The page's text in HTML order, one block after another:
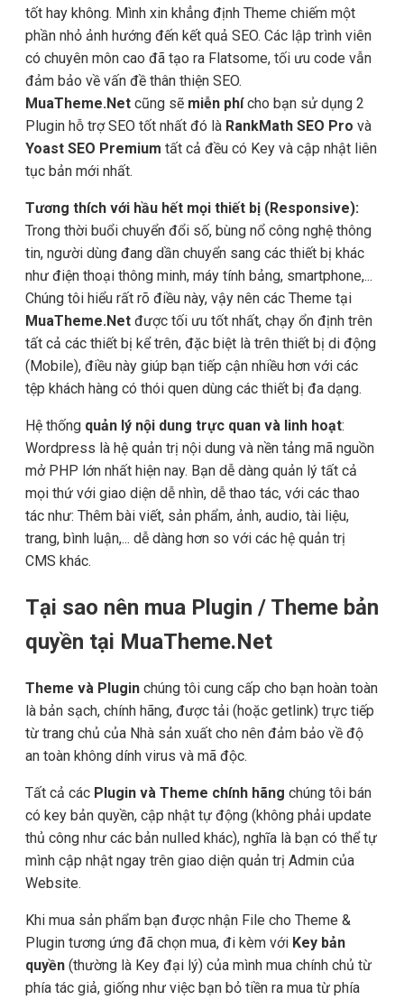
tốt hay không. Mình xin khẳng định Theme chiếm một
phần nhỏ ảnh hướng đến kết quả SEO. Các lập trình viên
có chuyên môn cao đã tạo ra Flatsome, tối ưu code vẫn
đảm bảo về vấn đề thân thiện SEO.
MuaTheme.Net cũng sẽ miễn phícho bạn sử dụng 2
Plugin hỗ trợ SEO tốt nhất đó là RankMath SEO Pro và
Yoast SEO Premium tất cả đều có Key và cập nhật liên
tục bản mới nhất.
Tương thích với hầu hết mọi thiết bị (Responsive):
Trong thời buổi chuyển đổi số, bùng nổ công nghệ thông
tin, người dùng đang dần chuyển sang các thiết bị khác
như điện thoại thông minh, máy tính bảng, smartphone,...
Chúng tôi hiểu rất rõ điều này, vậy nên các Theme tại
MuaTheme.Net được tối ưu tốt nhất, chạy ổn định trên
tất cả các thiết bị kể trên, đặc biệt là trên thiết bị di động
(Mobile), điều này giúp bạn tiếp cận nhiều hơn với các
tệp khách hàng có thói quen dùng các thiết bị đa dạng.
Hệ thống quản lý nội dung trực quan và linh hoạt:
Wordpress là hệ quản trị nội dung và nền tảng mã nguồn
mở PHP lớn nhất hiện nay. Bạn dễ dàng quản lý tất cả
mọi thứ với giao diện dễ nhìn, dễ thao tác, với các thao
tác như: Thêm bài viết, sản phẩm, ảnh, audio, tài liệu,
trang, bình luận,... dễ dàng hơn so với các hệ quản trị
CMS khác.
Tại sao nên mua Plugin / Theme bản
quyền tại MuaTheme.Net
Theme và Plugin chúng tôi cung cấp cho bạn hoàn toàn
là bản sạch, chính hãng, được tải (hoặc getlink) trực tiếp
từ trang chủ của Nhà sản xuất cho nên đảm bảo về độ
an toàn không dính virus và mã độc.
Tất cả các Plugin và Theme chính hãng chúng tôi bán
có key bản quyền, cập nhật tự động (không phải update
thủ công như các bản nulled khác), nghĩa là bạn có thể tự
mình cập nhật ngay trên giao diện quản trị Admin của
Website.
Khi mua sản phẩm bạn được nhận File cho Theme &
Plugin tương ứng đã chọn mua, đi kèm với Key bản
quyền (thường là Key đại lý) của mình mua chính chủ từ
phía tác giả, giống như việc bạn bỏ tiền ra mua từ phía